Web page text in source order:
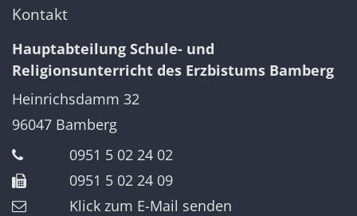
Kontakt
Hauptabteilung Schule- und
Religionsunterricht des Erzbistums Bamberg
Heinrichsdamm 32
96047 Bamberg
0951 5 02 24 02
0951 5 02 24 09
Klick zum E-Mail senden